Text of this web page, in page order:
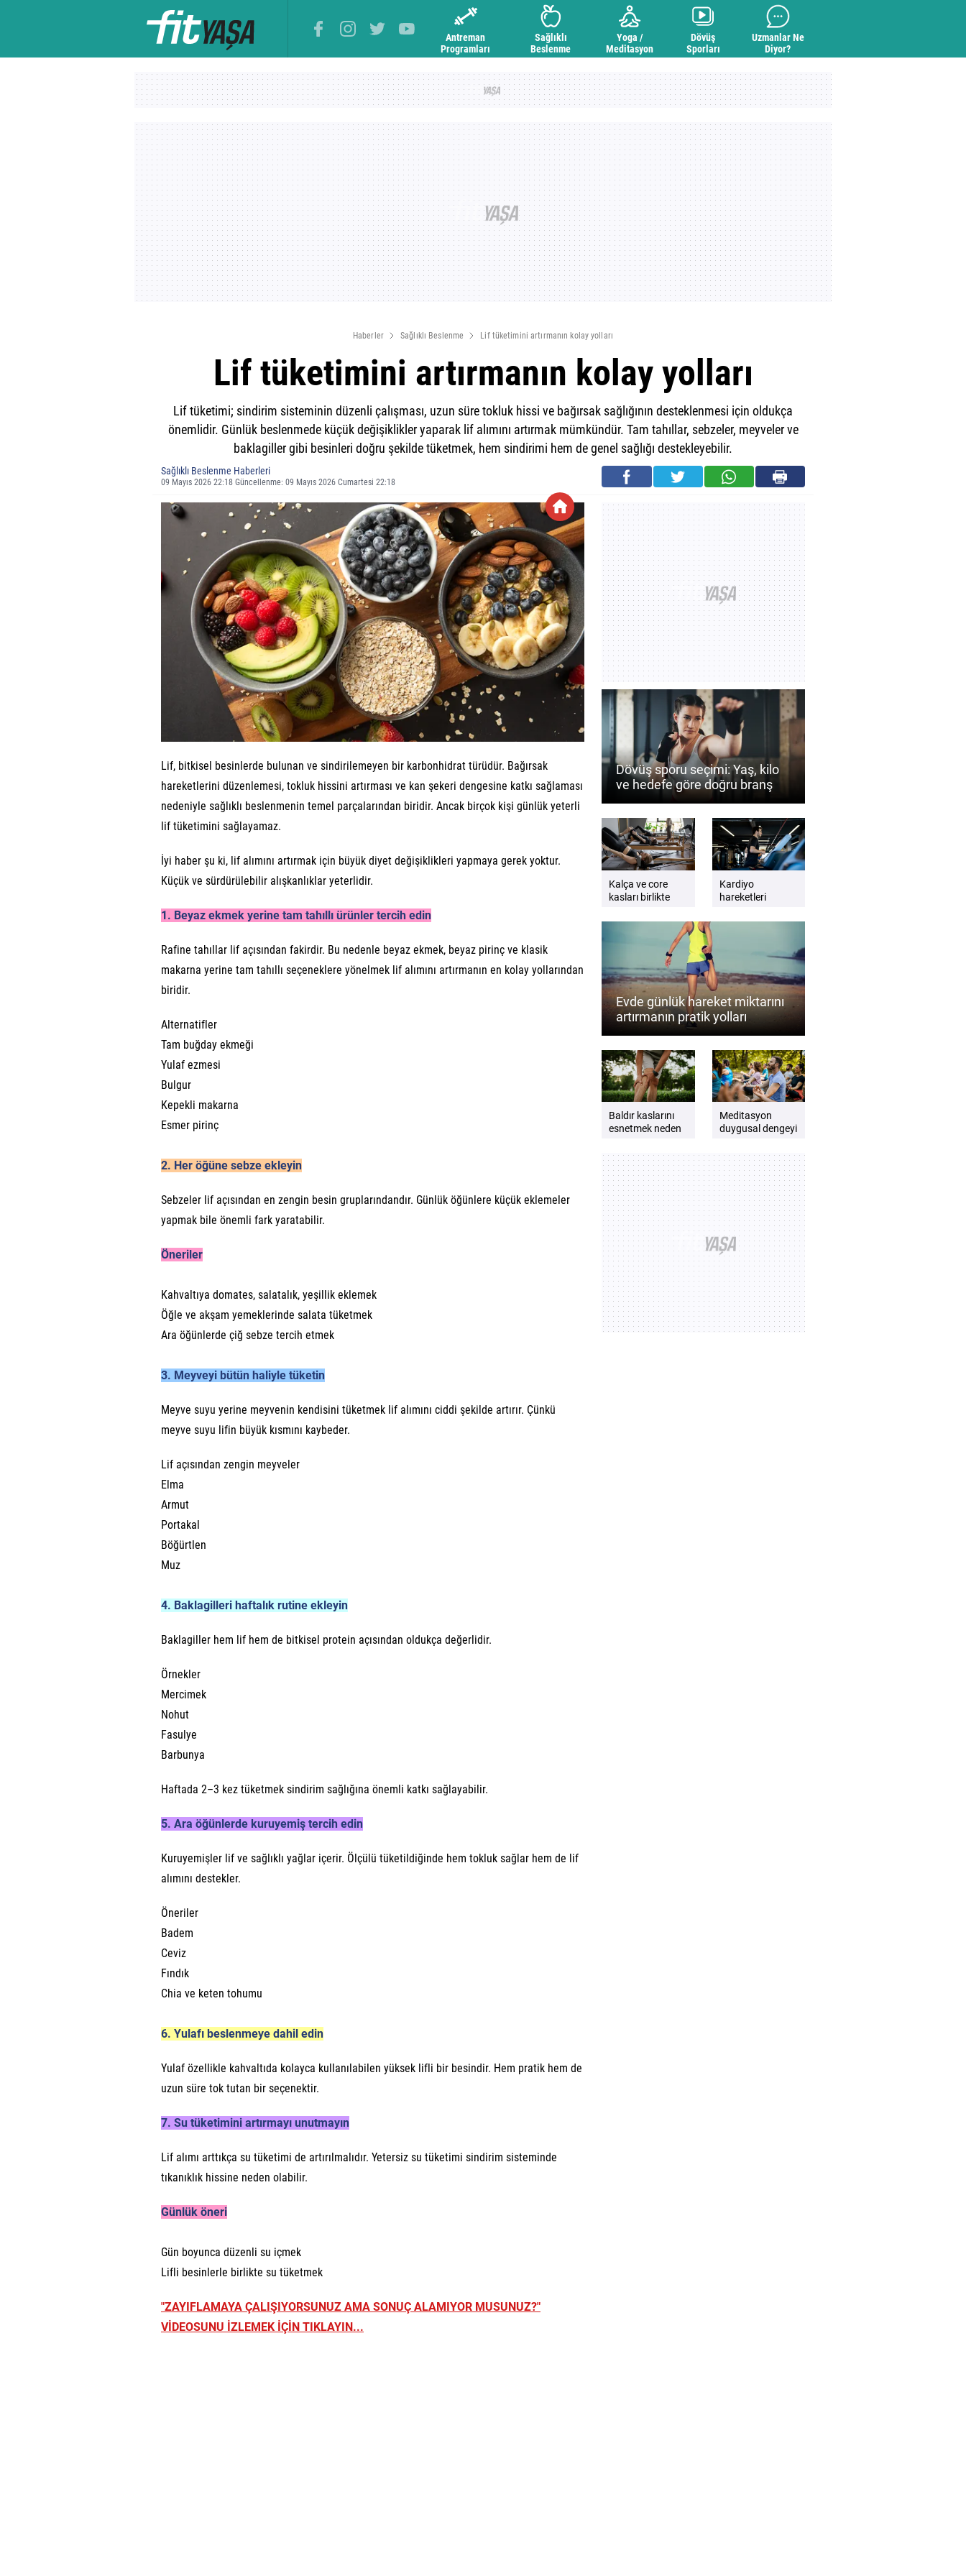
Antreman
Programları
Sağlıklı
Beslenme
Yoga /
Meditasyon
Dövüş
Sporları
Uzmanlar Ne
Diyor?
Haberler Sağlıklı Beslenme Lif tüketimini artırmanın kolay yolları
Lif tüketimini artırmanın kolay yolları
Lif tüketimi; sindirim sisteminin düzenli çalışması, uzun süre tokluk hissi ve bağırsak sağlığının desteklenmesi için oldukça
önemlidir. Günlük beslenmede küçük değişiklikler yaparak lif alımını artırmak mümkündür. Tam tahıllar, sebzeler, meyveler ve
baklagiller gibi besinleri doğru şekilde tüketmek, hem sindirimi hem de genel sağlığı destekleyebilir.
Sağlıklı Beslenme Haberleri
09 Mayıs 2026 22:18 Güncellenme: 09 Mayıs 2026 Cumartesi 22:18
Lif, bitkisel besinlerde bulunan ve sindirilemeyen bir karbonhidrat türüdür. Bağırsak
hareketlerini düzenlemesi, tokluk hissini artırması ve kan şekeri dengesine katkı sağlaması
nedeniyle sağlıklı beslenmenin temel parçalarından biridir. Ancak birçok kişi günlük yeterli
lif tüketimini sağlayamaz.
İyi haber şu ki, lif alımını artırmak için büyük diyet değişiklikleri yapmaya gerek yoktur.
Küçük ve sürdürülebilir alışkanlıklar yeterlidir.
1. Beyaz ekmek yerine tam tahıllı ürünler tercih edin
Rafine tahıllar lif açısından fakirdir. Bu nedenle beyaz ekmek, beyaz pirinç ve klasik
makarna yerine tam tahıllı seçeneklere yönelmek lif alımını artırmanın en kolay yollarından
biridir.
Alternatifler
Tam buğday ekmeği
Yulaf ezmesi
Bulgur
Kepekli makarna
Esmer pirinç
2. Her öğüne sebze ekleyin
Sebzeler lif açısından en zengin besin gruplarındandır. Günlük öğünlere küçük eklemeler
yapmak bile önemli fark yaratabilir.
Öneriler
Kahvaltıya domates, salatalık, yeşillik eklemek
Öğle ve akşam yemeklerinde salata tüketmek
Ara öğünlerde çiğ sebze tercih etmek
3. Meyveyi bütün haliyle tüketin
Meyve suyu yerine meyvenin kendisini tüketmek lif alımını ciddi şekilde artırır. Çünkü
meyve suyu lifin büyük kısmını kaybeder.
Lif açısından zengin meyveler
Elma
Armut
Portakal
Böğürtlen
Muz
4. Baklagilleri haftalık rutine ekleyin
Baklagiller hem lif hem de bitkisel protein açısından oldukça değerlidir.
Örnekler
Mercimek
Nohut
Fasulye
Barbunya
Haftada 2–3 kez tüketmek sindirim sağlığına önemli katkı sağlayabilir.
5. Ara öğünlerde kuruyemiş tercih edin
Kuruyemişler lif ve sağlıklı yağlar içerir. Ölçülü tüketildiğinde hem tokluk sağlar hem de lif
alımını destekler.
Öneriler
Badem
Ceviz
Fındık
Chia ve keten tohumu
6. Yulafı beslenmeye dahil edin
Yulaf özellikle kahvaltıda kolayca kullanılabilen yüksek lifli bir besindir. Hem pratik hem de
uzun süre tok tutan bir seçenektir.
7. Su tüketimini artırmayı unutmayın
Lif alımı arttıkça su tüketimi de artırılmalıdır. Yetersiz su tüketimi sindirim sisteminde
tıkanıklık hissine neden olabilir.
Günlük öneri
Gün boyunca düzenli su içmek
Lifli besinlerle birlikte su tüketmek
"ZAYIFLAMAYA ÇALIŞIYORSUNUZ AMA SONUÇ ALAMIYOR MUSUNUZ?"
VİDEOSUNU İZLEMEK İÇİN TIKLAYIN...
Dövüş sporu seçimi: Yaş, kilo
ve hedefe göre doğru branş
nasıl belirlenir?
Kalça ve core
kasları birlikte
çalıştırılmalıdır?
Güçlü ve dengeli
Kardiyo
hareketleri
seviyesini artırır
kardiyo önerileri
Evde günlük hareket miktarını
artırmanın pratik yolları
nelerdir?
Baldır kaslarını
esnetmek neden
ve güçlü bacaklar
için ipuçları
Meditasyon
duygusal dengeyi
yardımcı olur
mu? Düzenli
meditasyonun
zihinsel iyi oluşa
katkıları